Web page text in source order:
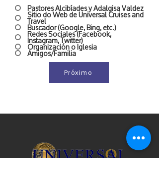
Pastores Alcibíades y Adalgisa Valdez
Sitio do Web de Universal Cruises and
Travel
Buscador (Google, Bing, etc.)
Redes Sociales (Facebook,
Instagram, Twitter)
Organización o Iglesia
Amigos/Familia
Próximo